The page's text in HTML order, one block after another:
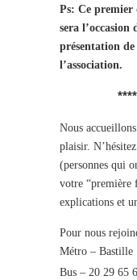
Ps: Ce premier
sera l’occasion
présentation
l’association.
Nous
plaisir.
(personnes qui
votre “première
explications et
Pour nous
Métro – Bastille
Bus – 20 29 65